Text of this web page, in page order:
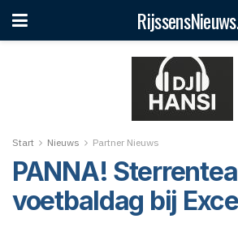
Start Nieuws Partner Nieuws
PANNA!
voetbaldag bij